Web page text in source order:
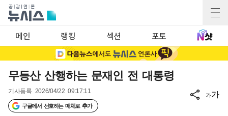
메인 랭킹 섹션 포토
무등산 산행하는 문재인 전 대통령
기사등록 2026/04/22 09:17:11
구글에서 선호하는 매체로 추가
가가